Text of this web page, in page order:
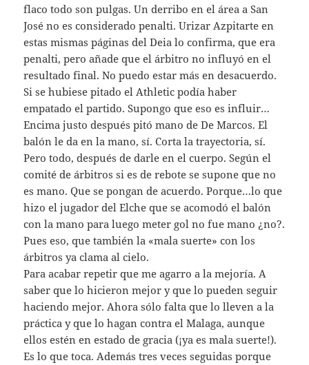
flaco todo son pulgas. Un derribo en el área a San
José no es considerado penalti. Urizar Azpitarte en
estas mismas páginas del Deia lo confirma, que era
penalti, pero añade que el árbitro no influyó en el
resultado final. No puedo estar más en desacuerdo.
Si se hubiese pitado el Athletic podía haber
empatado el partido. Supongo que eso es influir…
Encima justo después pitó mano de De Marcos. El
balón le da en la mano, sí. Corta la trayectoria, sí.
Pero todo, después de darle en el cuerpo. Según el
comité de árbitros si es de rebote se supone que no
es mano. Que se pongan de acuerdo. Porque…lo que
hizo el jugador del Elche que se acomodó el balón
con la mano para luego meter gol no fue mano ¿no?.
Pues eso, que también la «mala suerte» con los
árbitros ya clama al cielo.
Para acabar repetir que me agarro a la mejoría. A
saber que lo hicieron mejor y que lo pueden seguir
haciendo mejor. Ahora sólo falta que lo lleven a la
práctica y que lo hagan contra el Malaga, aunque
ellos estén en estado de gracia (¡ya es mala suerte!).
Es lo que toca. Además tres veces seguidas porque